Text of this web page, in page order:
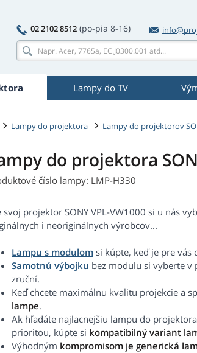
02 2102 8512 (po-pia 8-16)
Lampy do TV
Lampy do projektora Lampy do projektorov
do projektora
číslo lampy: LMP-H330
svoj projektor SONY VPL-VW1000 si u nás
i neoriginálnych výrobcov...
Lampu s modulom si kúpte, keď je pre vás
Samotnú výbojku bez modulu si vyberte v
zruční.
Keď chcete maximálnu kvalitu projekcie a
lampe.
Ak hľadáte najlacnejšiu lampu do
prioritou, kúpte si kompatibilný variant
Výhodným kompromisom je generická